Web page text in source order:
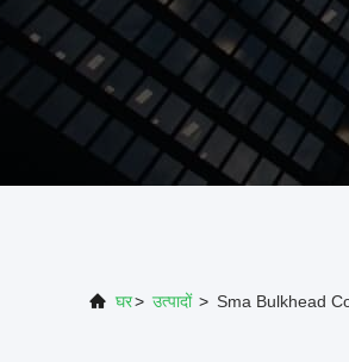
घर> उत्पादों > Sma Bulkhead